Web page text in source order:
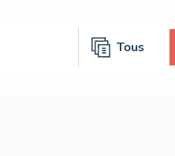
Tous